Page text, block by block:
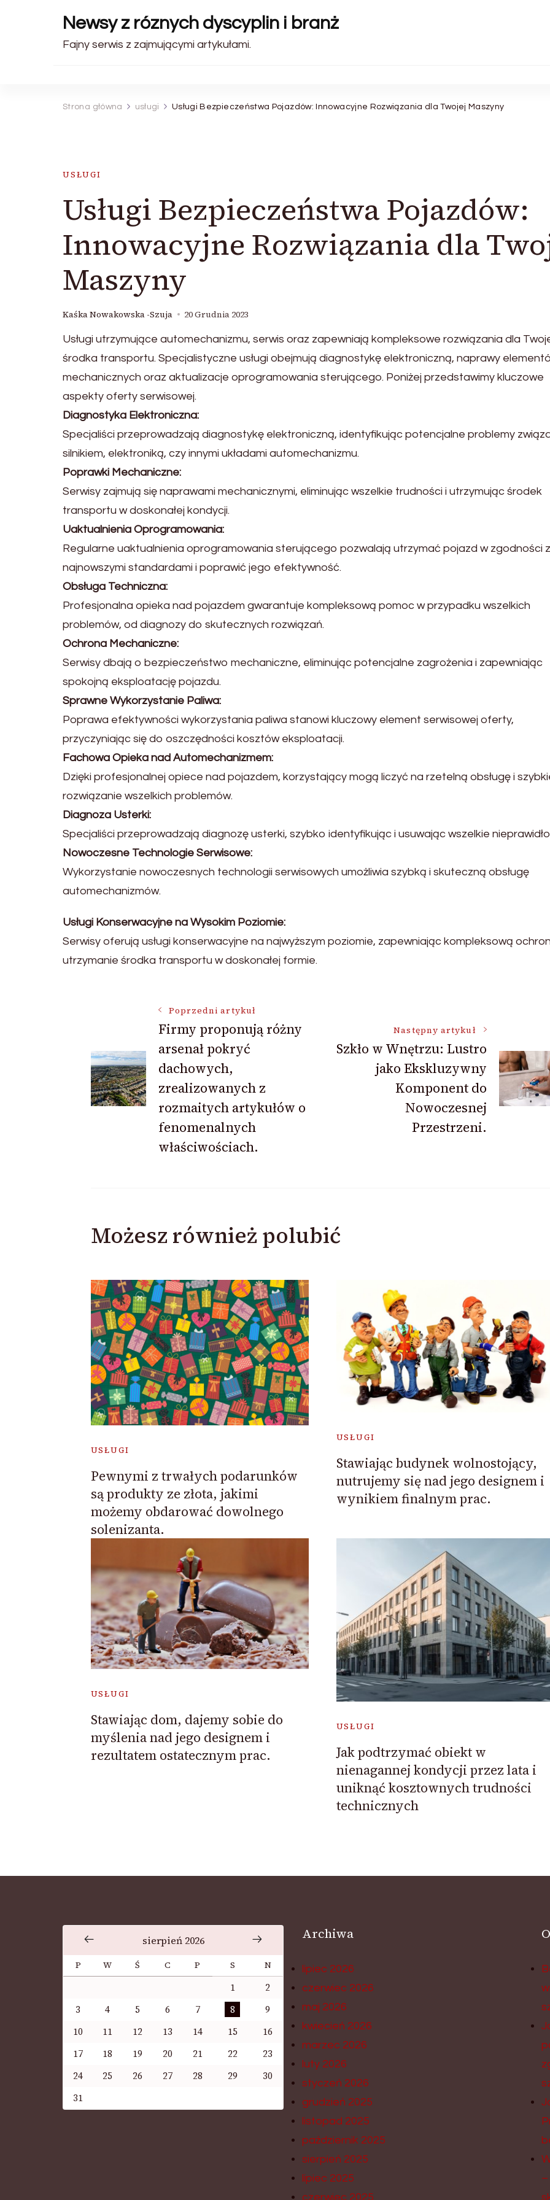
Newsy z róznych dyscyplin i branż
Fajny serwis z zajmującymi artykułami.
Strona główna usługi Usługi Bezpieczeństwa Pojazdów: Innowacyjne Rozwiązania dla Twojej Maszyny
USŁUGI
Usługi Bezpieczeństwa Pojazdów:
Innowacyjne Rozwiązania dla
Maszyny
Kaśka Nowakowska -Szuja 20 Grudnia 2023
Usługi utrzymujące automechanizmu, serwis oraz zapewniają kompleksowe rozwiązania dla
środka transportu. Specjalistyczne usługi obejmują diagnostykę elektroniczną, naprawy
mechanicznych oraz aktualizacje oprogramowania sterującego. Poniżej przedstawimy kluczowe
aspekty oferty serwisowej.
Diagnostyka Elektroniczna:
Specjaliści przeprowadzają diagnostykę elektroniczną, identyfikując potencjalne problemy
silnikiem, elektroniką, czy innymi układami automechanizmu.
Poprawki Mechaniczne:
Serwisy zajmują się naprawami mechanicznymi, eliminując wszelkie trudności i utrzymując środek
transportu w doskonałej kondycji.
Uaktualnienia Oprogramowania:
Regularne uaktualnienia oprogramowania sterującego pozwalają utrzymać pojazd w zgodności z
najnowszymi standardami i poprawić jego efektywność.
Obsługa Techniczna:
Profesjonalna opieka nad pojazdem gwarantuje kompleksową pomoc w przypadku wszelkich
problemów, od diagnozy do skutecznych rozwiązań.
Ochrona Mechaniczne:
Serwisy dbają o bezpieczeństwo mechaniczne, eliminując potencjalne zagrożenia i zapewniając
spokojną eksploatację pojazdu.
Sprawne Wykorzystanie Paliwa:
Poprawa efektywności wykorzystania paliwa stanowi kluczowy element serwisowej oferty,
przyczyniając się do oszczędności kosztów eksploatacji.
Fachowa Opieka nad Automechanizmem:
Dzięki profesjonalnej opiece nad pojazdem, korzystający mogą liczyć na rzetelną obsługę i
rozwiązanie wszelkich problemów.
Diagnoza Usterki:
Specjaliści przeprowadzają diagnozę usterki, szybko identyfikując i usuwając wszelkie
Nowoczesne Technologie Serwisowe:
Wykorzystanie nowoczesnych technologii serwisowych umożliwia szybką i skuteczną obsługę
automechanizmów.
Usługi Konserwacyjne na Wysokim Poziomie:
Serwisy oferują usługi konserwacyjne na najwyższym poziomie, zapewniając kompleksową
utrzymanie środka transportu w doskonałej formie.
Nawigacja
wpisu
Poprzedni artykuł
Firmy proponują różny
arsenał pokryć
dachowych,
zrealizowanych z
rozmaitych artykułów o
fenomenalnych
właściwościach.
Następny artykuł
Szkło w Wnętrzu: Lustro
jako Ekskluzywny
Komponent do
Nowoczesnej
Przestrzeni.
Możesz również polubić
USŁUGI
Pewnymi z trwałych podarunków
są produkty ze złota, jakimi
możemy obdarować dowolnego
solenizanta.
USŁUGI
Stawiając budynek wolnostojący,
nutrujemy się nad jego designem i
wynikiem finalnym prac.
USŁUGI
Stawiając dom, dajemy sobie do
myślenia nad jego designem i
rezultatem ostatecznym prac.
USŁUGI
Jak podtrzymać obiekt w
nienagannej kondycji przez lata i
uniknąć kosztownych trudności
technicznych
sierpień 2026
P W Ś C P S N
1
2
3
4 5 6 7 8
9
10
11 12 13 14 15
16
17
18 19 20 21 22
23
24
25 26 27 28 29
30
31
Archiwa
lipiec 2026
czerwiec 2026
maj 2026
kwiecień 2026
marzec 2026
luty 2026
styczeń 2026
grudzień 2025
listopad 2025
październik 2025
sierpień 2025
lipiec 2025
czerwiec 2025